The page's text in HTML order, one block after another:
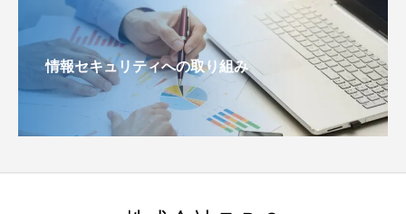
情報セキュリティへの取り組み